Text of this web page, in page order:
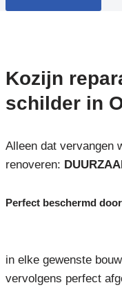
Kozijn
schilder in
Alleen dat vervangen
renoveren:
Perfect beschermd
in elke gewenste
vervolgens perfect